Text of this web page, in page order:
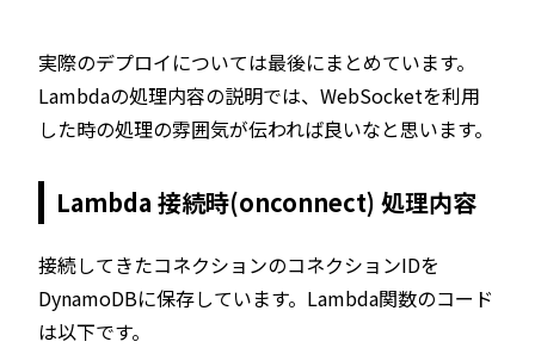
実際のデプロイについては最後にまとめています。
Lambdaの処理内容の説明では、WebSocketを利用
した時の処理の雰囲気が伝われば良いなと思います。
Lambda 接続時(onconnect) 処理内容
接続してきたコネクションのコネクションIDを
DynamoDBに保存しています。Lambda関数のコード
は以下です。